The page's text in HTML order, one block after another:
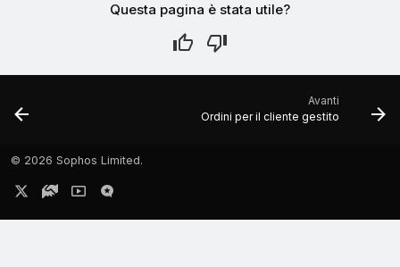
Questa pagina è stata utile?
Avanti
Ordini per il cliente gestito
© 2026 Sophos Limited.